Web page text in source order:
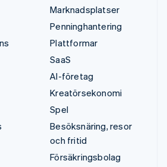
Marknadsplatser
Penninghantering
Plattformar
SaaS
AI-företag
Kreatörsekonomi
Spel
Besöksnäring, resor
och fritid
Försäkringsbolag